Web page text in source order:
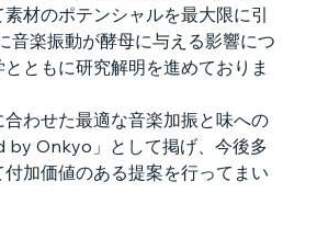
材のポテンシャルを最大限に引
音楽振動が酵母に与える影響につ
ともに研究解明を進めておりま
わせた最適な音楽加振と味への
by Onkyo」として掲げ、今後多
付加価値のある提案を行ってまい